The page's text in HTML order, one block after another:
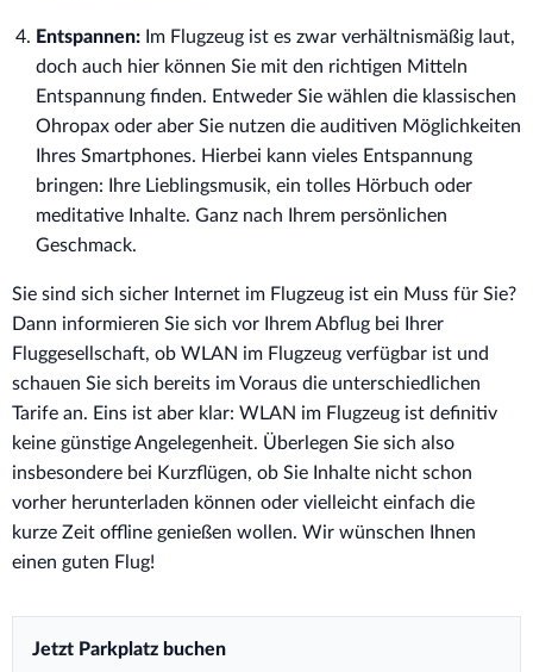
Entspannen: Im Flugzeug ist es zwar verhältnismäßig laut,
doch auch hier können Sie mit den richtigen Mitteln
Entspannung finden. Entweder Sie wählen die klassischen
Ohropax oder aber Sie nutzen die auditiven Möglichkeiten
Ihres Smartphones. Hierbei kann vieles Entspannung
bringen: Ihre Lieblingsmusik, ein tolles Hörbuch oder
meditative Inhalte. Ganz nach Ihrem persönlichen
Geschmack.
Sie sind sich sicher Internet im Flugzeug ist ein Muss für Sie?
Dann informieren Sie sich vor Ihrem Abflug bei Ihrer
Fluggesellschaft, ob WLAN im Flugzeug verfügbar ist und
schauen Sie sich bereits im Voraus die unterschiedlichen
Tarife an. Eins ist aber klar: WLAN im Flugzeug ist definitiv
keine günstige Angelegenheit. Überlegen Sie sich also
insbesondere bei Kurzflügen, ob Sie Inhalte nicht schon
vorher herunterladen können oder vielleicht einfach die
kurze Zeit offline genießen wollen. Wir wünschen Ihnen
einen guten Flug!
Jetzt Parkplatz buchen